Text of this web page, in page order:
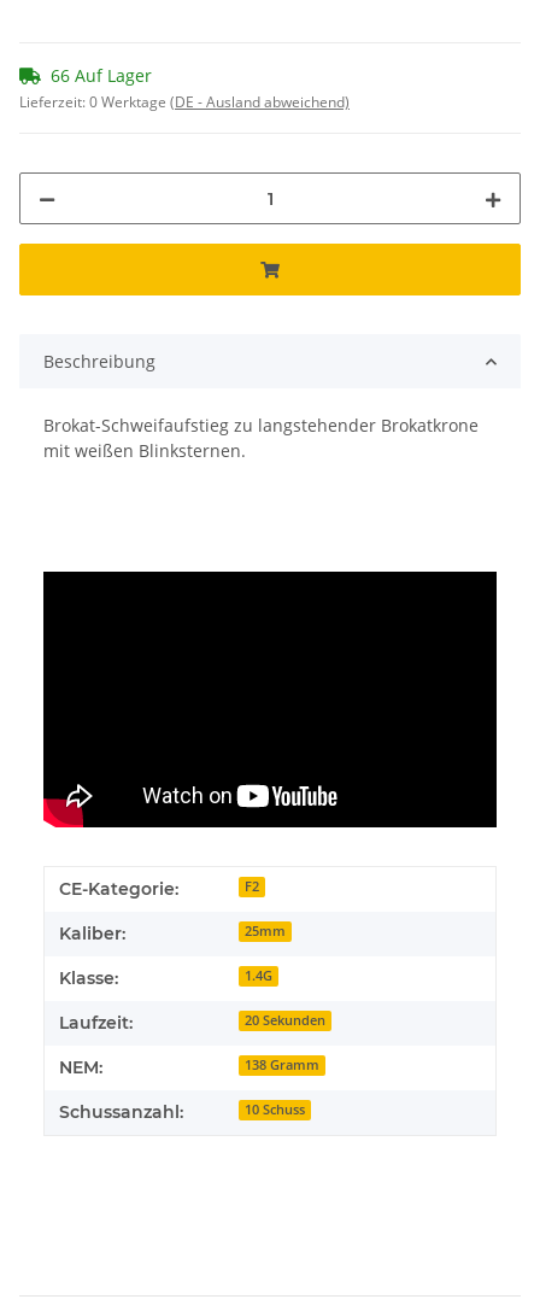
66 Auf Lager
Lieferzeit:0 Werktage (DE - Ausland abweichend)
Beschreibung
Brokat-Schweifaufstieg zu langstehender Brokatkrone
mit weißen Blinksternen.
CE-Kategorie: F2
Kaliber: 25mm
Klasse: 1.4G
Laufzeit: 20 Sekunden
NEM: 138 Gramm
Schussanzahl: 10 Schuss